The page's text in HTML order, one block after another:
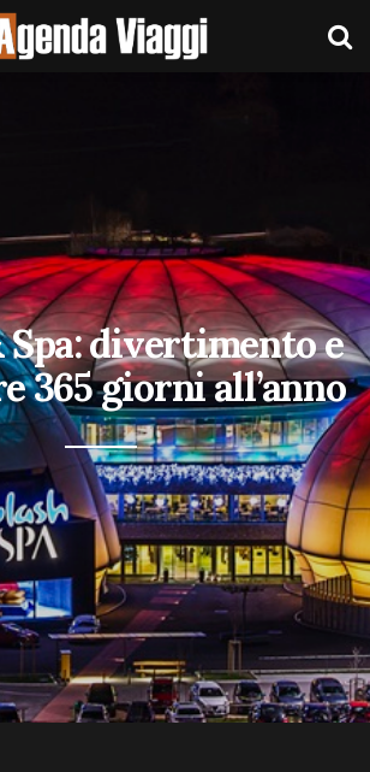
Spa: divertimento e
365 giorni all’anno